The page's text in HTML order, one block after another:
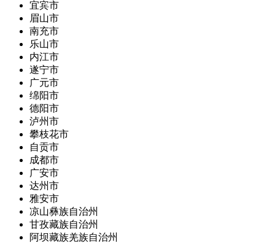
宜宾市
眉山市
南充市
乐山市
内江市
遂宁市
广元市
绵阳市
德阳市
泸州市
攀枝花市
自贡市
成都市
广安市
达州市
雅安市
凉山彝族自治州
甘孜藏族自治州
阿坝藏族羌族自治州